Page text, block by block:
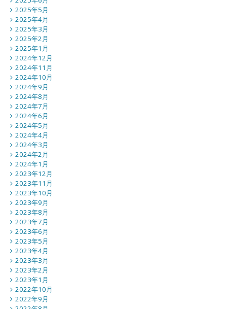
2025年5月
2025年4月
2025年3月
2025年2月
2025年1月
2024年12月
2024年11月
2024年10月
2024年9月
2024年8月
2024年7月
2024年6月
2024年5月
2024年4月
2024年3月
2024年2月
2024年1月
2023年12月
2023年11月
2023年10月
2023年9月
2023年8月
2023年7月
2023年6月
2023年5月
2023年4月
2023年3月
2023年2月
2023年1月
2022年10月
2022年9月